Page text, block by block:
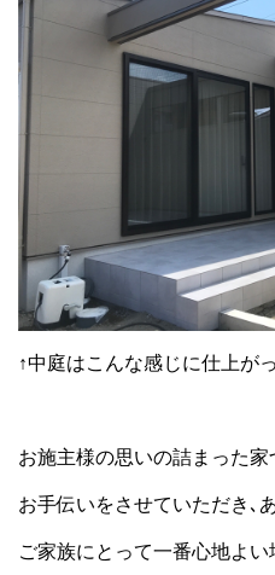
↑中庭はこんな感じに仕上が
お施主様の思いの詰まった家
お手伝いをさせていただき､
ご家族にとって一番心地よい